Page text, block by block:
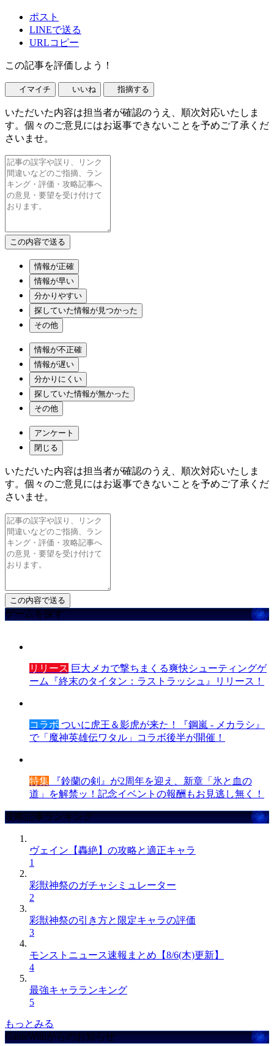
ポスト
LINEで送る
URLコピー
この記事を評価しよう！
イマイチ いいね 指摘する
いただいた内容は担当者が確認のうえ、順次対応いたしま
す。個々のご意見にはお返事できないことを予めご了承くだ
さいませ。
情報が正確
情報が早い
分かりやすい
探していた情報が見つかった
その他
情報が不正確
情報が遅い
分かりにくい
探していた情報が無かった
その他
アンケート
閉じる
いただいた内容は担当者が確認のうえ、順次対応いたしま
す。個々のご意見にはお返事できないことを予めご了承くだ
さいませ。
ゲームを探す
リリース 巨大メカで撃ちまくる爽快シューティングゲ
ーム『終末のタイタン：ラストラッシュ』リリース！
コラボ ついに虎王＆影虎が来た！『鋼嵐 - メカラシ』
で「魔神英雄伝ワタル」コラボ後半が開催！
特集 『鈴蘭の剣』が2周年を迎え、新章「氷と血の
道」を解禁ッ！記念イベントの報酬もお見逃し無く！
攻略記事ランキング
ヴェイン【轟絶】の攻略と適正キャラ
1
彩獣神祭のガチャシミュレーター
2
彩獣神祭の引き方と限定キャラの評価
3
モンストニュース速報まとめ【8/6(木)更新】
4
最強キャラランキング
5
もっとみる
GameWithからのお知らせ